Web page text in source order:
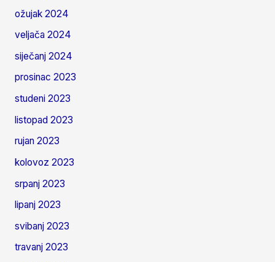
ožujak 2024
veljača 2024
siječanj 2024
prosinac 2023
studeni 2023
listopad 2023
rujan 2023
kolovoz 2023
srpanj 2023
lipanj 2023
svibanj 2023
travanj 2023